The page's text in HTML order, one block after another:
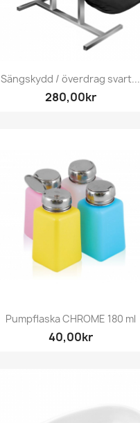
 Snabbvy
Sängskydd / överdrag svart...
280,00kr
Snabbvy
Pumpflaska CHROME 180 ml
40,00kr